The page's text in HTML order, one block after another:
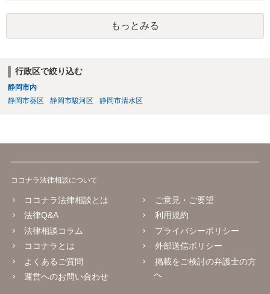
いても，アカウントを特定したうえで，ネットストーカーとして晒し
たのであれば，かかる行為に権利侵害性が認められる可能性はあるで
もっとみる
行政区で絞り込む
静岡市内
静岡市葵区
静岡市駿河区 静岡市清水区
ココナラ法律相談について
ココナラ法律相談とは
法律Q&A
法律相談コラム
ココナラとは
よくあるご質問
運営へのお問い合わせ
ご意見・ご要望
利用規約
プライバシーポリシー
外部送信ポリシー
掲載をご検討の弁護士の方
へ